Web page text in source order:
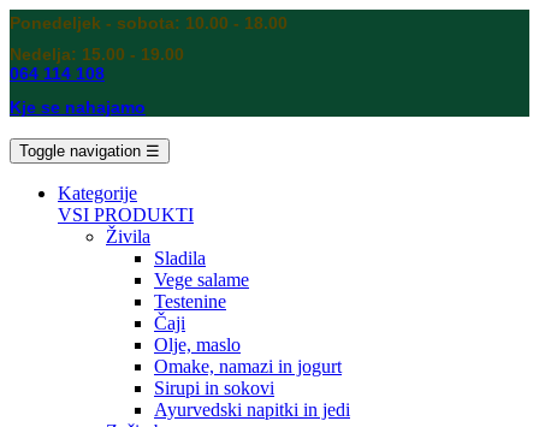
Ponedeljek - sobota: 10.00 - 18.00
Nedelja: 15.00 - 19.00
064 114 108
Kje se nahajamo
Toggle navigation ☰
Kategorije
VSI PRODUKTI
Živila
Sladila
Vege salame
Testenine
Čaji
Olje, maslo
Omake, namazi in jogurt
Sirupi in sokovi
Ayurvedski napitki in jedi